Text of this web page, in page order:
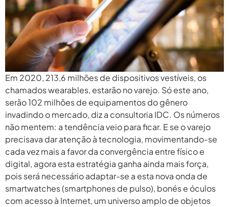
Em 2020, 213,6 milhões de dispositivos vestíveis, os
chamados wearables, estarão no varejo. Só este ano,
serão 102 milhões de equipamentos do gênero
invadindo o mercado, diz a consultoria IDC. Os números
não mentem: a tendência veio para ficar. E se o varejo
precisava dar atenção à tecnologia, movimentando-se
cada vez mais a favor da convergência entre físico e
digital, agora esta estratégia ganha ainda mais força,
pois será necessário adaptar-se a esta nova onda de
smartwatches (smartphones de pulso), bonés e óculos
com acesso à Internet, um universo amplo de objetos